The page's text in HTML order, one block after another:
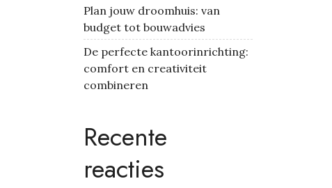
Plan jouw droomhuis: van
budget tot bouwadvies
De perfecte kantoorinrichting:
comfort en creativiteit
combineren
Recente
reacties